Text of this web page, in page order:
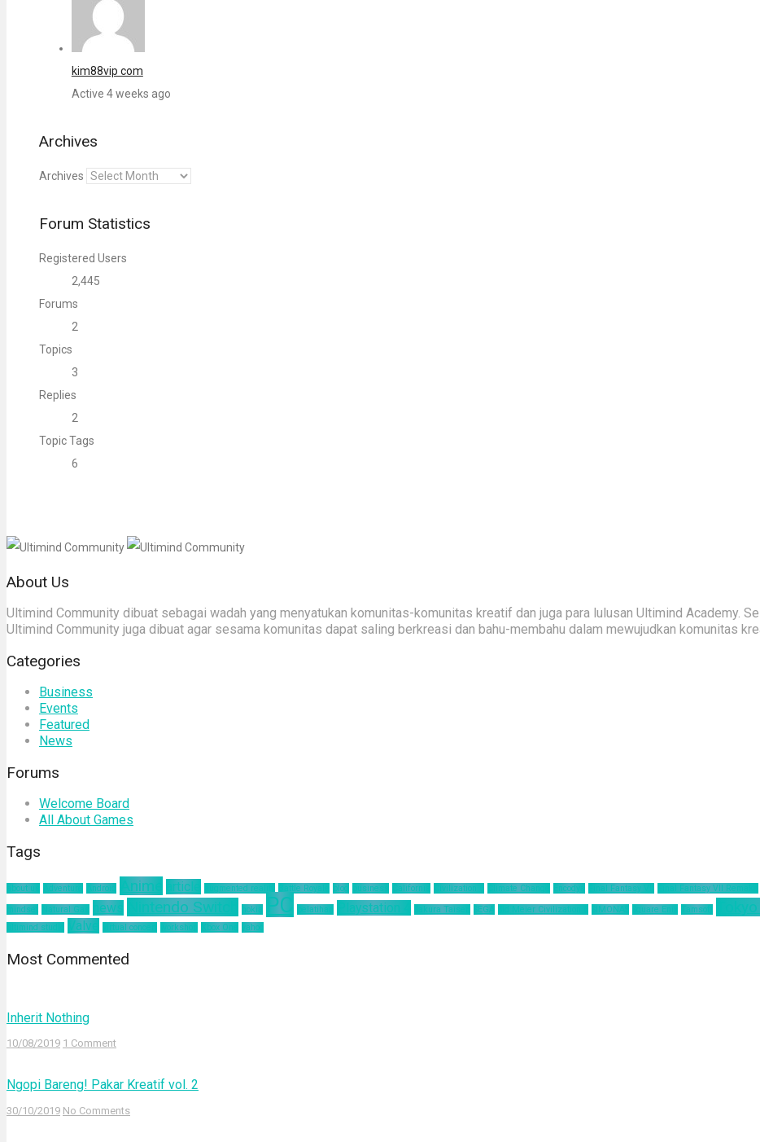
kim88vip com
Active 4 weeks ago
Archives
Archives
Forum Statistics
Registered Users
2,445
Forums
2
Topics
3
Replies
2
Topic Tags
6
About Us
Ultimind Community dibuat sebagai wadah yang menyatukan komunitas-komunitas kreatif dan juga para lulusan Ultimind Academy.
Ultimind Community juga dibuat agar sesama komunitas dapat saling berkreasi dan bahu-membahu dalam mewujudkan komunitas
Categories
Business
Events
Featured
News
Forums
Welcome Board
All About Games
Tags
about us Adventure Android Anime article augmented reality Battle Royale blog business California Civilization 6 Climate Change Encodya Final Fantasy VII Final Fantasy VII Remake
mindset
Natural Gas news Nintendo Switch nokia PC pelatihan Playstation 4 Sakura Taisen SEGA Sid Meier Civilization 6 SIMONAS Square Enix Tamsoft
ultimind studio Valve virtual concert workshop Xbox One yahoo
Most Commented
Inherit Nothing
10/08/2019 1 Comment
Ngopi Bareng! Pakar Kreatif vol. 2
30/10/2019 No Comments